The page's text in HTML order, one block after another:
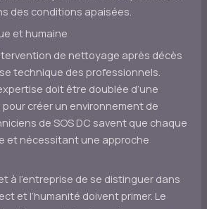
des conditions apaisées.
et humaine
de nettoyage après décès
technique des professionnels.
doit être doublée d’une
créer un environnement de
de SOS DC savent que chaque
et nécessitant une approche
à l’entreprise de se distinguer dans
et l’humanité doivent primer. Le